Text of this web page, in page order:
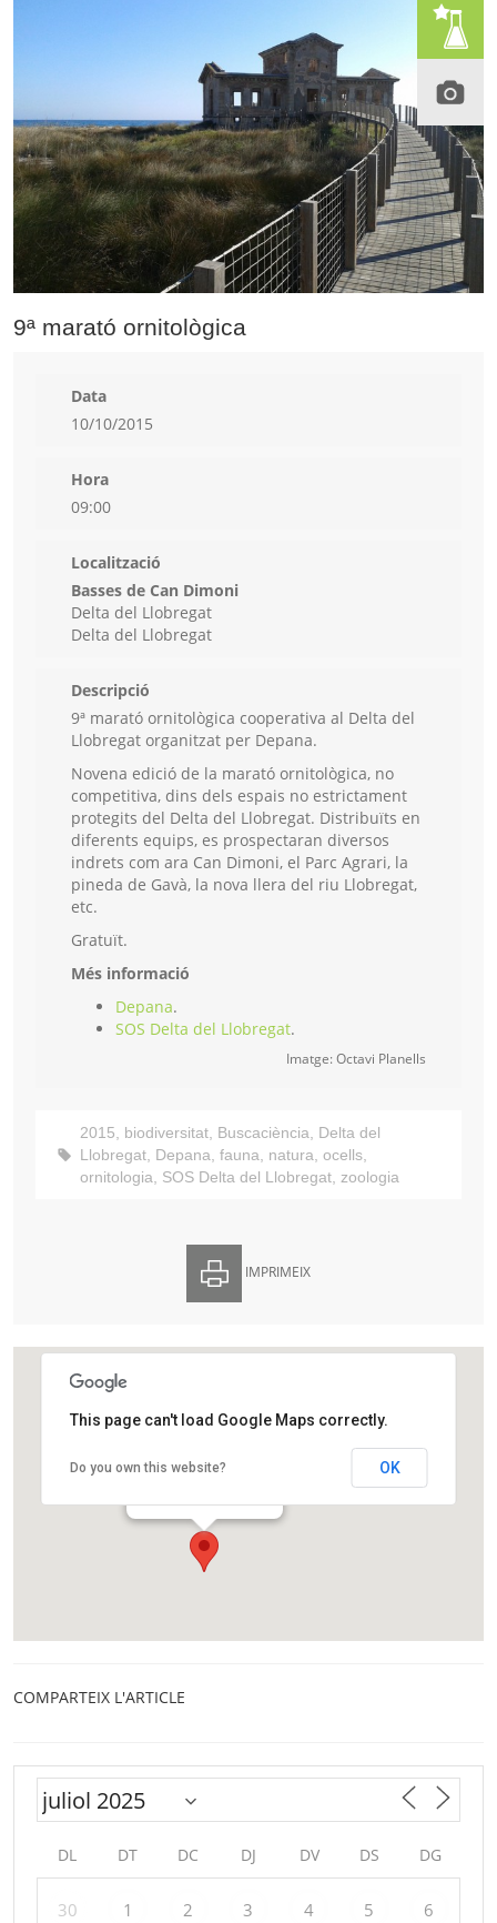
9ª marató ornitològica
Data
10/10/2015
Hora
09:00
Localització
Basses de Can Dimoni
Delta del Llobregat
Delta del Llobregat
Descripció
9ª marató ornitològica cooperativa al Delta del
Llobregat organitzat per Depana.
Novena edició de la marató ornitològica, no
competitiva, dins dels espais no estrictament
protegits del Delta del Llobregat. Distribuïts en
diferents equips, es prospectaran diversos
indrets com ara Can Dimoni, el Parc Agrari, la
pineda de Gavà, la nova llera del riu Llobregat,
etc.
Gratuït.
Més informació
Depana.
SOS Delta del Llobregat.
Imatge: Octavi Planells
2015, biodiversitat, Buscaciència, Delta del
Llobregat, Depana, fauna, natura, ocells,
ornitologia, SOS Delta del Llobregat, zoologia
IMPRIMEIX
Basses de Can Dimoni
Delta del Llobregat
This page can't load Google Maps correctly.
Do you own this website? OK
COMPARTEIX L'ARTICLE
DL DT DC DJ DV DS DG
30 1 2 3 4 5 6